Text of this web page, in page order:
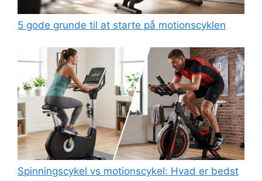
5 gode grunde til at starte på motionscyklen
Spinningscykel vs motionscykel: Hvad er bedst